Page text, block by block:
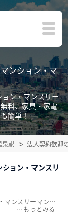
ンション・マ
ン・マンスリー
料、家具・家電
簡単！
泉駅 法人契約歓迎
ョン・マンスリ
霧島温泉駅/法人契約歓迎のウィークリーマンション・マンスリーマンション賃貸物件一覧を掲載中。敷金・礼金無料、家具・家電付をご紹介。こだわり条件での絞込みも簡単！
…